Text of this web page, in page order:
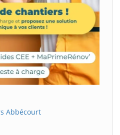
Abbécourt